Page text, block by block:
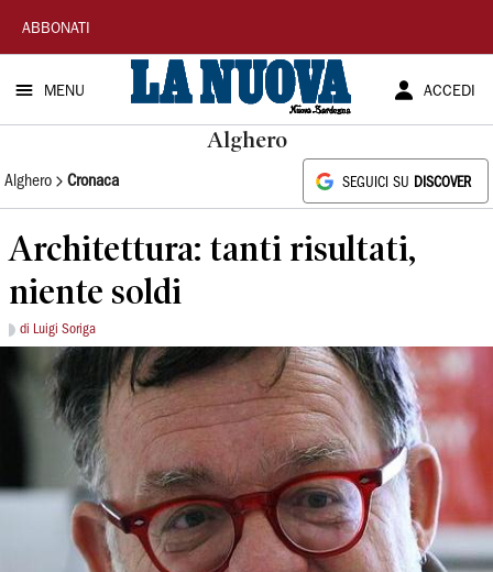
La
Nuova
Sardegna
ABBONATI
MENU ACCEDI
Alghero
Alghero Cronaca SEGUICI SU DISCOVER
Architettura: tanti risultati,
niente soldi
di Luigi Soriga